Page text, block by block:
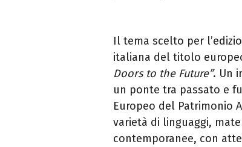
Il tema scelto per
italiana del titolo
Doors to the Future”. Un
un ponte tra passato e
Europeo del Patrimonio
varietà di linguaggi,
contemporanee, con